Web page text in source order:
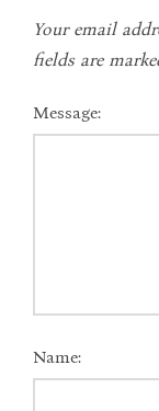
Your email
fields are
Message:
Name: